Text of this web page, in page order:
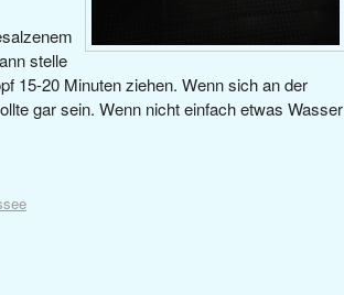
stelle
15-20 Minuten ziehen. Wenn sich an der
gar sein. Wenn nicht einfach etwas Wasser